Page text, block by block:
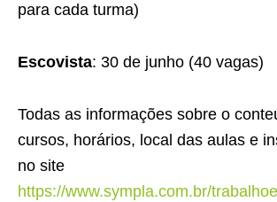
para cada turma)
Escovista: 30 de junho (40 vagas)
Todas as informações sobre o
cursos, horários, local das aulas e
no site
https://www.sympla.com.br/